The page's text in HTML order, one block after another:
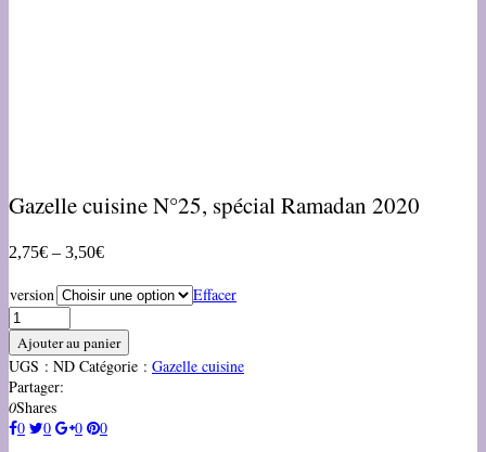
Gazelle cuisine N°25, spécial Ramadan 2020
2,75€ – 3,50€
version Effacer
Ajouter au panier
UGS : ND Catégorie : Gazelle cuisine
Partager:
0Shares
0
0 0
0